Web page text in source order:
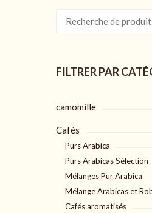
pour :
FILTRER PAR
camomille
Cafés
Purs Arabica
Purs Arabicas Sélection
Mélanges Pur Arabica
Mélange Arabicas et
Cafés aromatisés